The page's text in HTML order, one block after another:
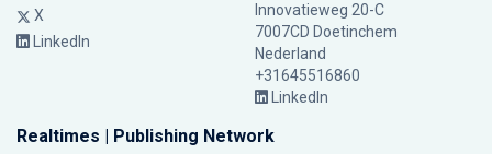
X
LinkedIn
Innovatieweg 20-C
7007CD Doetinchem
Nederland
+31645516860
LinkedIn
Realtimes | Publishing Network